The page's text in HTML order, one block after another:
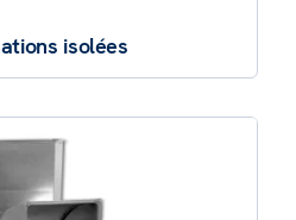
isolées